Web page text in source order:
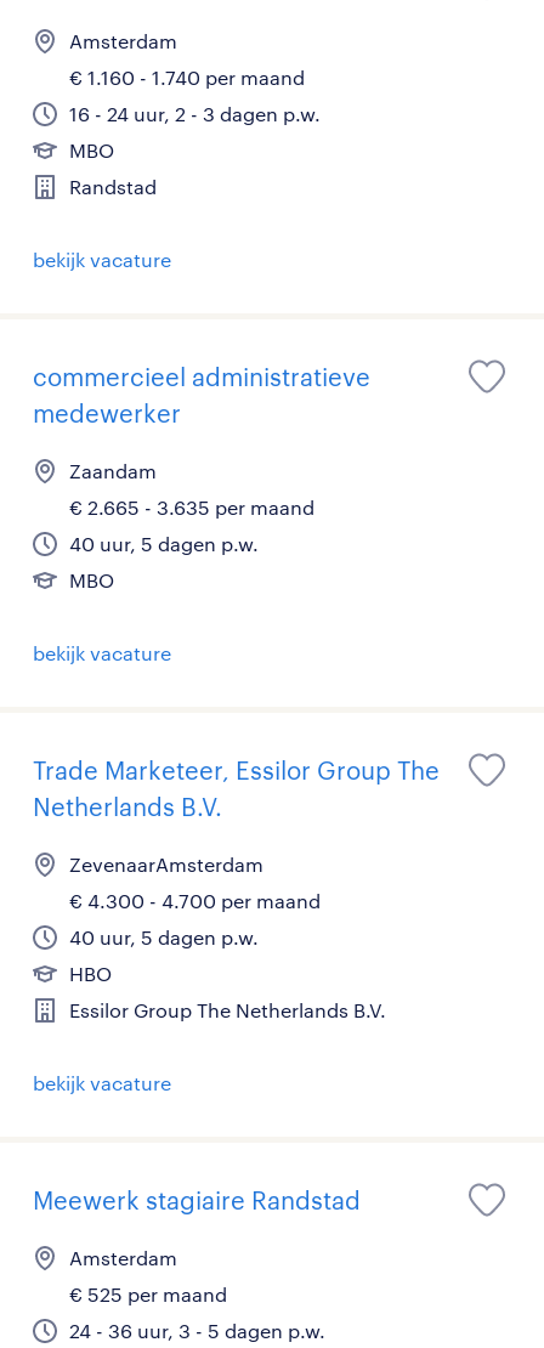
Amsterdam
€ 1.160 - 1.740 per maand
16 - 24 uur, 2 - 3 dagen p.w.
MBO
Randstad
bekijk vacature
commercieel administratieve
medewerker
Zaandam
€ 2.665 - 3.635 per maand
40 uur, 5 dagen p.w.
MBO
bekijk vacature
Trade Marketeer, Essilor Group The
Netherlands B.V.
ZevenaarAmsterdam
€ 4.300 - 4.700 per maand
40 uur, 5 dagen p.w.
HBO
Essilor Group The Netherlands B.V.
bekijk vacature
Meewerk stagiaire Randstad
Amsterdam
€ 525 per maand
24 - 36 uur, 3 - 5 dagen p.w.